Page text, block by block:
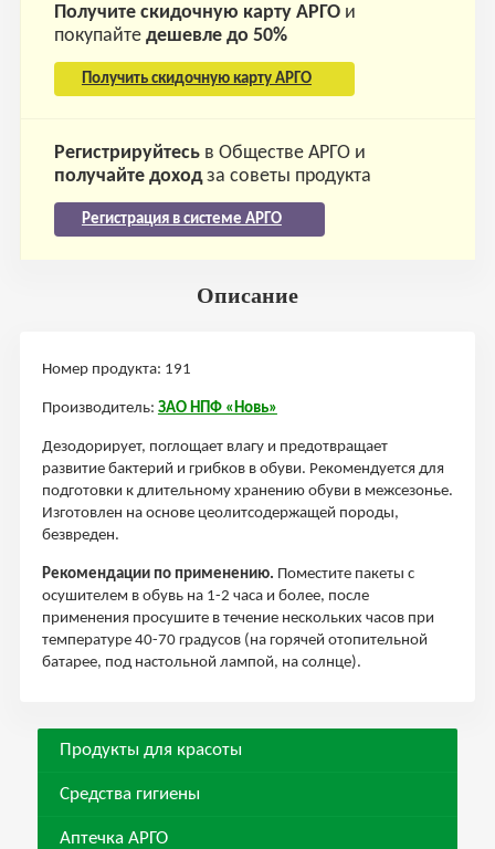
Получите скидочную карту АРГОи
покупайте дешевле до 50%
Получить скидочную карту АРГО
Регистрируйтесьв Обществе АРГО и
получайте доходза советы продукта
Регистрация в системе АРГО
Описание
Номер продукта: 191
Производитель: ЗАО НПФ «Новь»
Дезодорирует, поглощает влагу и предотвращает
развитие бактерий и грибков в обуви. Рекомендуется для
подготовки к длительному хранению обуви в межсезонье.
Изготовлен на основе цеолитсодержащей породы,
безвреден.
Рекомендации по применению. Поместите пакеты с
осушителем в обувь на 1-2 часа и более, после
применения просушите в течение нескольких часов при
температуре 40-70 градусов (на горячей отопительной
батарее, под настольной лампой, на солнце).
Продукты для красоты
Средства гигиены
Аптечка АРГО